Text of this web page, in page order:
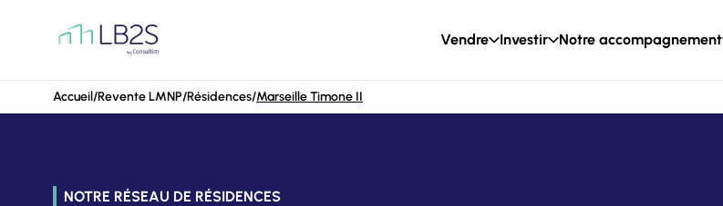
Vendre
Investir Notre accompagnement
Accueil/Revente LMNP/Résidences/Marseille Timone II
NOTRE RÉSEAU DE RÉSIDENCES